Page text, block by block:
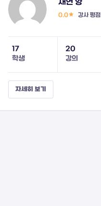
재연 양
0.0 강사 평점
17
학생
20
강의
자세히 보기